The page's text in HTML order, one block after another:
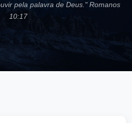
pela palavra de Deus." Romanos
10:17